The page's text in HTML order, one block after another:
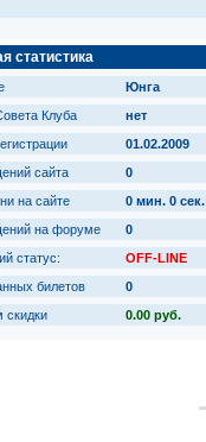
статистика
Юнга
Клуба
нет
01.02.2009
сайта
0
на сайте
0 мин. 0 сек.
на форуме
0
статус:
OFF-LINE
билетов
0
скидки
0.00 руб.